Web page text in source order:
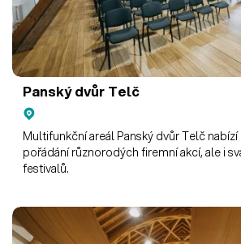
Panský dvůr Telč
Multifunkční areál Panský dvůr Telč
pořádání různorodých firemní akcí, ale i
festivalů.